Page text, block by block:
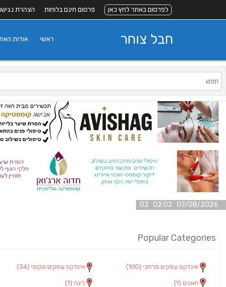
לפרסום באתר לחץ כאן פרסום חינם בלוחות הצהרת
חבל צוחר אודות ראשי
07/08/2026 02:02 02
Popular Categories
אינדקס עסקים מרחבי (100) אינדקס עסקים מקומי (34)
חאנים (1) לינה (1)